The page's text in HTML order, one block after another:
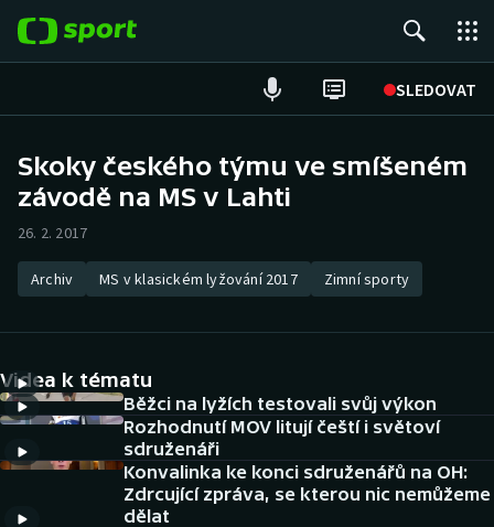
SLEDOVAT
Hokej
Atletika
DALŠÍ SPORTY
Americký fotbal
Baseball a softbal
NEPŘEHLÉDNĚTE
Skoky českého týmu ve smíšeném
závodě na MS v Lahti
26. 2. 2017
Archiv MS v klasickém lyžování 2017 Zimní sporty
Videa k tématu
Běžci na lyžích testovali svůj výkon
Rozhodnutí MOV litují čeští i světoví
sdruženáři
Konvalinka ke konci sdruženářů na OH:
Zdrcující zpráva, se kterou nic nemůžeme
dělat